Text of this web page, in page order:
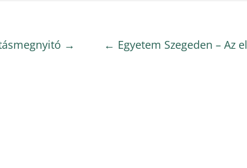
← Egyetem Szegeden – Az
→